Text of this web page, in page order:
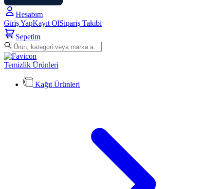
Hesabım
Giriş YapKayıt OlSipariş Takibi
Sepetim
Temizlik Ürünleri
Kağıt Ürünleri